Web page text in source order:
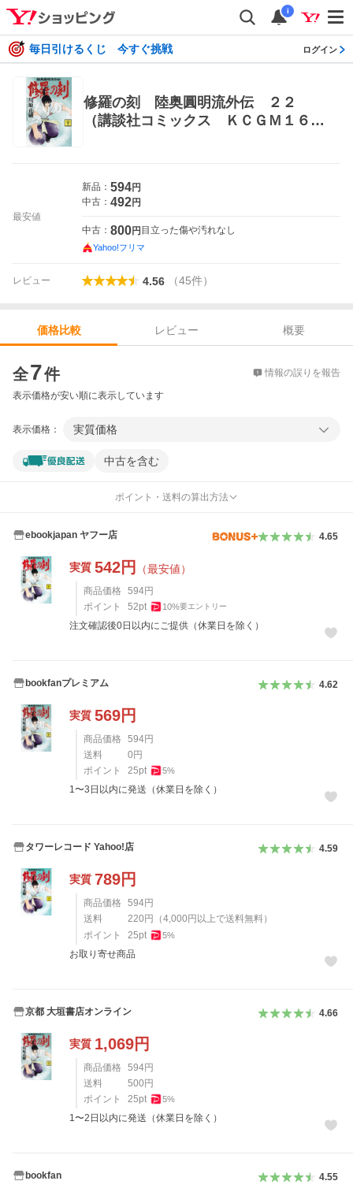
i
毎日引けるくじ 今すぐ挑戦 ログイン
修羅の刻 陸奥圓明流外伝 ２２
（講談社コミックス ＫＣＧＭ１６２
ミックス
最安値
新品： 594円
中古： 492円
中古： 800円 目立った傷や汚れなし
Yahoo!フリマ
レビュー 4.56 （45件）
価格比較 レビュー
概要
全7件 情報の誤りを報告
表示価格が安い順に表示しています
表示価格： 実質価格
中古を含む
ポイント・送料の算出方法
ebookjapan ヤフー店 4.65
実質 542円 （最安値）
商品価格 594円
ポイント
52pt 10%要エントリー
注文確認後0日以内にご提供（休業日を除く）
bookfanプレミアム 4.62
実質 569円
商品価格 594円
送料
0 円
ポイント
25pt 5%
1〜3日以内に発送（休業日を除く）
タワーレコード Yahoo!店 4.59
実質 789円
商品価格 594円
送料
220 円 （4,000 円以上で送料無料）
ポイント
25pt 5%
お取り寄せ商品
京都 大垣書店オンライン 4.66
実質 1,069円
商品価格 594円
送料
500 円
ポイント
25pt 5%
1〜2日以内に発送（休業日を除く）
bookfan 4.55